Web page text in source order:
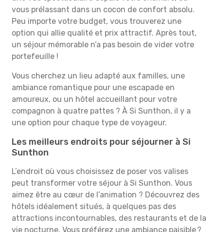
vous prélassant dans un cocon de confort absolu.
Peu importe votre budget, vous trouverez une
option qui allie qualité et prix attractif. Après tout,
un séjour mémorable n’a pas besoin de vider votre
portefeuille !
Vous cherchez un lieu adapté aux familles, une
ambiance romantique pour une escapade en
amoureux, ou un hôtel accueillant pour votre
compagnon à quatre pattes ? À Si Sunthon, il y a
une option pour chaque type de voyageur.
Les meilleurs endroits pour séjourner à Si
Sunthon
L’endroit où vous choisissez de poser vos valises
peut transformer votre séjour à Si Sunthon. Vous
aimez être au cœur de l’animation ? Découvrez des
hôtels idéalement situés, à quelques pas des
attractions incontournables, des restaurants et de la
vie nocturne. Vous préférez une ambiance paisible ?